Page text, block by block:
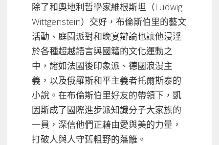
除了和奧地利哲學家維根斯坦（Ludwig
Wittgenstein）交好，布倫斯伯里的藝文
活動、庭園派對和晚宴辯論也讓他浸淫
於各種超越語言與國籍的文化運動之
中，諸如法國後印象派、德國浪漫主
義，以及俄羅斯和平主義者托爾斯泰的
小說。在布倫斯伯里好友的帶領下，凱
因斯成了國際進步派知識分子大家族的
一員，深信他們正藉由愛與美的力量，
打破人與人守舊粗野的藩籬。